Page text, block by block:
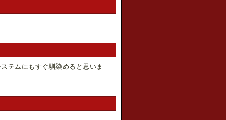
テムにもすぐ馴染めると思いま